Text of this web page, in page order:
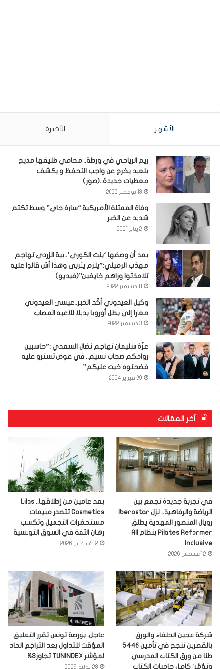
الأشهر الأخيرة
ريم الرياحي في ورطة.. محامي طليقها مديح
بلعيد يخرج عن واجب التحفظ و يكشف
معطيات جديدة..(صور)
13 نوفمبر 2022
وفاة الممثلة الأمريكية “سارة جاي” وسط تكتم
شديد عن الخبر
2 يناير 2021
بعد أن وصفها ‘بنت الكوري’..بية الزردي تهاجم
مهذب الرميلي:”يلزم يتربى وهذا أش قالوا عليه
تلامذتوا وراهم خايفين”(فيديو)
وكيل العيدوني أكّد الخبر..عيسى العيدوني
معارا إلى بطل أوروبا بديلا للاعبه المصاب
3 ديسمبر 2022
عزّة سليمان تهاجم نضال السعدي :”حاسبين
رواحكم صحاب نسيم.. في عوض تسترو عليه
فضحتوه خيت عليكم”
29 فبراير 2024
آخر المقالات
في تجربة جديدة تجمع بين
رويال المنصور المهدية يطلق
Pilates Reformer بنظام All
Inclusive
2 أغسطس 2026
بعد عامين من إطلاقها.. Lilas
Cosmetics تتصدر مبيعات
مستحضرات التجميل وتكسب
رهان الثقة في السوق التونسية
2 أغسطس 2026
شركة عجين الحلفاء والورق
بالقصرين تنجح في تأمين 5446
طنا من ورق الكتاب المدرسي
وتؤمّن كامل حاجيات الكتاب
عاجل: بورصة تونس تقرر التعليق
المؤقت للتداول بعد التراجع الحاد
لمؤشر TUNINDEX تجاوز3%
28 يوليو 2026